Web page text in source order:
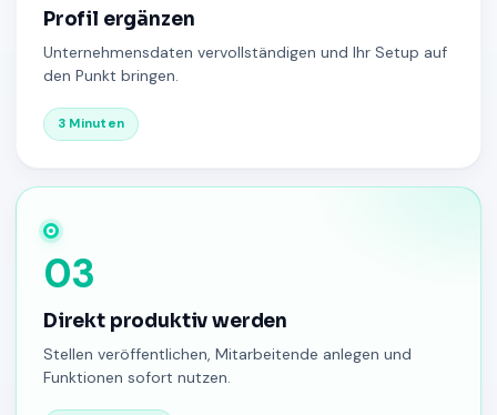
Profil ergänzen
Unternehmensdaten vervollständigen und Ihr Setup auf
den Punkt bringen.
3 Minuten
03
Direkt produktiv werden
Stellen veröffentlichen, Mitarbeitende anlegen und
Funktionen sofort nutzen.